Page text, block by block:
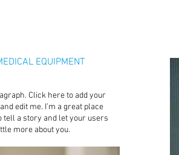
Click here to add your
edit me. I’m a great place
tell a story and let your users
more about you.
EQUIPMENT